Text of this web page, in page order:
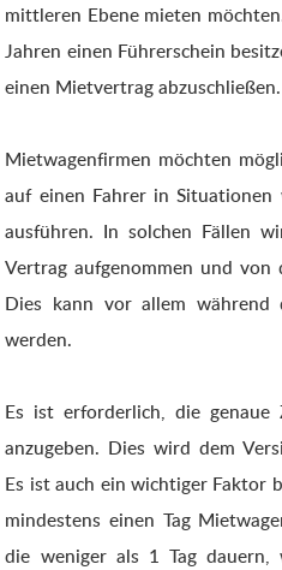
mittleren Ebene mieten
Jahren einen Führerschein
einen Mietvertrag abzuschließen.
Mietwagenfirmen möchten
auf einen Fahrer in
ausführen. In solchen Fällen
Vertrag aufgenommen und von
Dies kann vor allem während
werden.
Es ist erforderlich, die
anzugeben. Dies wird dem
Es ist auch ein wichtiger Faktor
mindestens einen Tag
die weniger als 1 Tag